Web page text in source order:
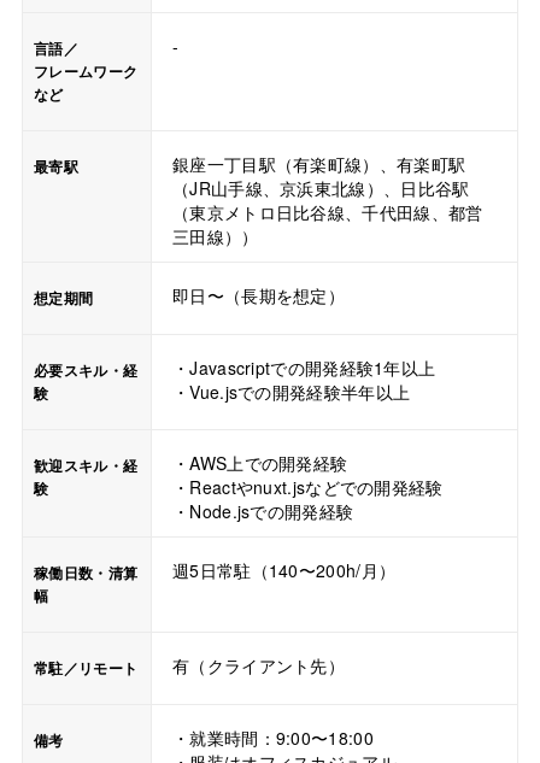
言語／
フレームワーク
など
-
最寄駅
銀座一丁目駅（有楽町線）、有楽町駅
（JR山手線、京浜東北線）、日比谷駅
（東京メトロ日比谷線、千代田線、都営
三田線））
想定期間 即日〜（長期を想定）
必要スキル・経
験
・Javascriptでの開発経験1年以上
・Vue.jsでの開発経験半年以上
歓迎スキル・経
験
・AWS上での開発経験
・Reactやnuxt.jsなどでの開発経験
・Node.jsでの開発経験
稼働日数・清算
幅
週5日常駐（140〜200h/月）
常駐／リモート 有（クライアント先）
備考
・就業時間：9:00〜18:00